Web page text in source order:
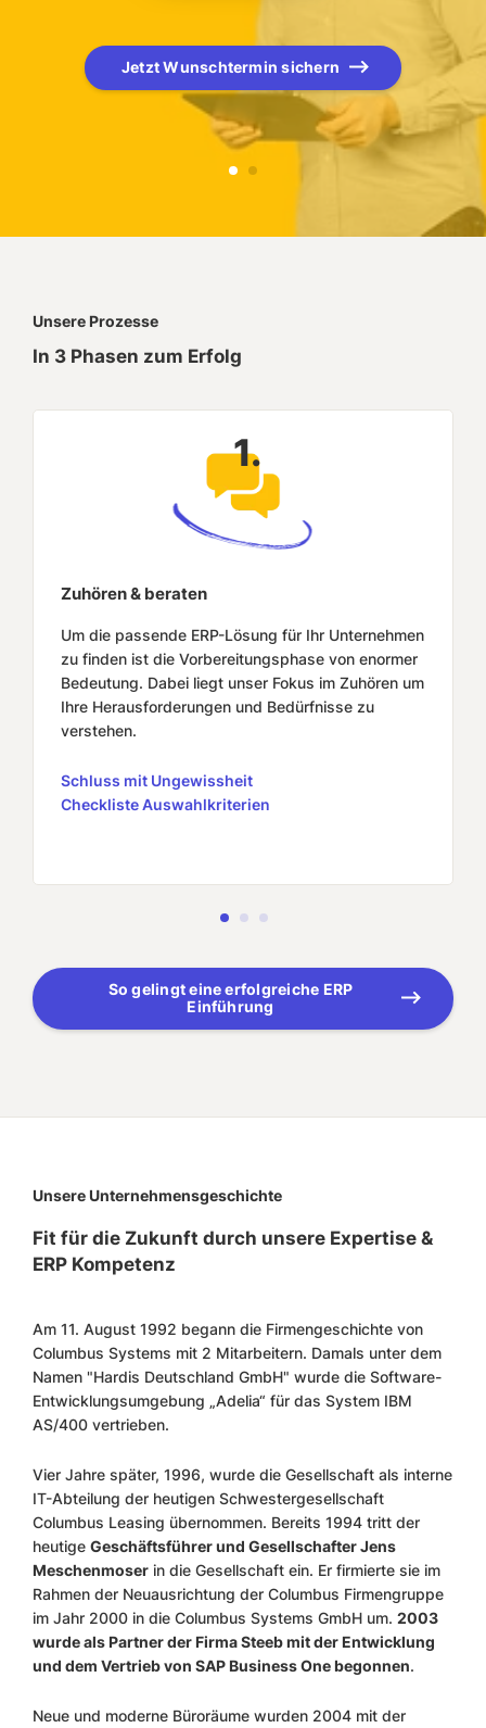
Jetzt Wunschtermin sichern
Unsere Prozesse
In 3 Phasen zum Erfolg
1.
Zuhören & beraten
Um die passende ERP-Lösung für Ihr Unternehmen
zu finden ist die Vorbereitungsphase von enormer
Bedeutung. Dabei liegt unser Fokus im Zuhören um
Ihre Herausforderungen und Bedürfnisse zu
verstehen.
Schluss mit Ungewissheit
Checkliste Auswahlkriterien
So gelingt eine erfolgreiche ERP
Einführung
Unsere Unternehmensgeschichte
Fit für die Zukunft durch unsere Expertise &
ERP Kompetenz
Am 11. August 1992 begann die Firmengeschichte von
Columbus Systems mit 2 Mitarbeitern. Damals unter dem
Namen "Hardis Deutschland GmbH" wurde die Software-
Entwicklungsumgebung „Adelia“ für das System IBM
AS/400 vertrieben.
Vier Jahre später, 1996, wurde die Gesellschaft als interne
IT-Abteilung der heutigen Schwestergesellschaft
Columbus Leasing übernommen. Bereits 1994 tritt der
heutige Geschäftsführer und Gesellschafter Jens
Meschenmoser in die Gesellschaft ein. Er firmierte sie im
Rahmen der Neuausrichtung der Columbus Firmengruppe
im Jahr 2000 in die Columbus Systems GmbH um. 2003
wurde als Partner der Firma Steeb mit der Entwicklung
und dem Vertrieb von SAP Business One begonnen.
Neue und moderne Büroräume wurden 2004 mit der